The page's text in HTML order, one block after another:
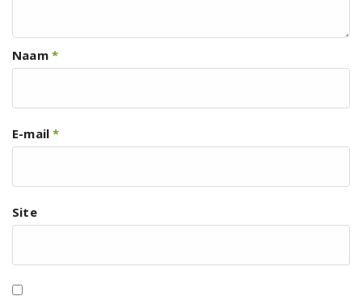
Naam *
E-mail*
Site